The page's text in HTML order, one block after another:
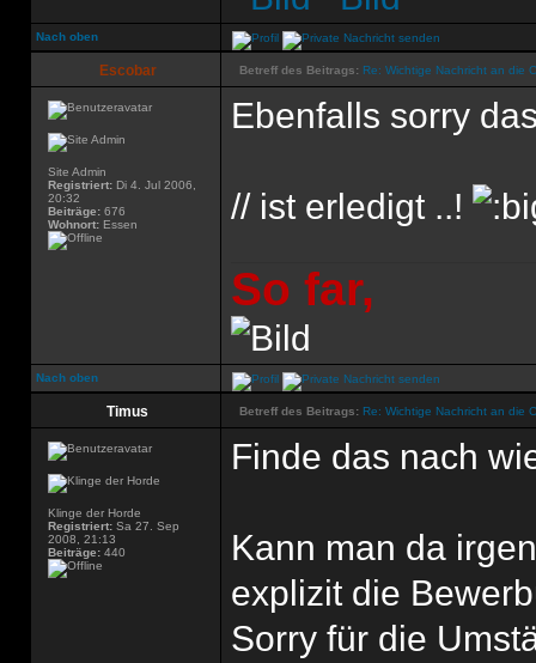
Nach oben
Escobar Betreff des Beitrags: Re: Wichtige Nachricht an die
Site Admin
Registriert: Di 4. Jul 2006,
20:32
Beiträge: 676
Wohnort: Essen
Ebenfalls sorry
// ist erledigt ..!
So far,
Nach oben
Timus Betreff des Beitrags: Re: Wichtige Nachricht an die
Klinge der Horde
Registriert: Sa 27. Sep
2008, 21:13
Beiträge: 440
Finde das nach
Kann man da
explizit die
Sorry für die